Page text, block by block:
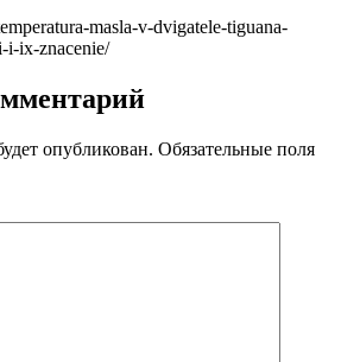
masla-v-dvigatele-tiguana-
i-ix-znacenie/
опубликован. Обязательные поля